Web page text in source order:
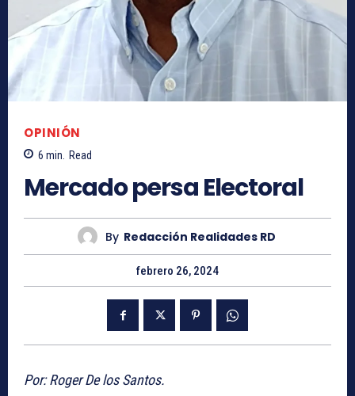
OPINIÓN
6 min. Read
Mercado persa Electoral
By Redacción Realidades RD
febrero 26, 2024
Por: Roger De los Santos.